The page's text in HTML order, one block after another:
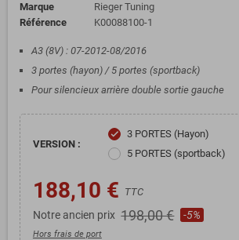
Marque
Rieger Tuning
Référence
K00088100-1
A3 (8V) : 07-2012-08/2016
3 portes (hayon) / 5 portes (sportback)
Pour silencieux arrière double sortie gauche
VERSION :
check
3 PORTES (Hayon)
5 PORTES (sportback)
188,10 € TTC
Notre ancien prix 198,00 € -5%
Hors frais de port